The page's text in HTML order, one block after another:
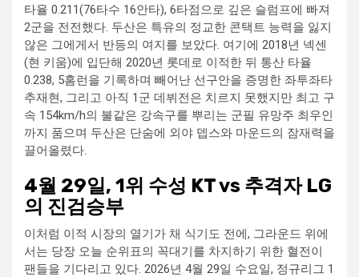
타율 0.211(76타수 16안타), 6타점으로 깊은 슬럼프에 빠져
2군을 전전했다. 두산은 특유의 정교한 콘택트 능력을 잃지
않은 그에게서 반등의 여지를 보았다. 여기에 2018년 넥센
(현 키움)에 입단해 2020년 롯데로 이적한 뒤 통산 타율
0.238, 5홈런을 기록하며 빼어난 선구안을 증명한 좌투좌타
추재현, 그리고 아직 1군 데뷔전은 치르지 못했지만 최고 구
속 154km/h의 불같은 강속구를 뿌리는 군필 유망주 최우인
까지 품으며 두산은 단숨에 외야 뎁스와 마운드의 잠재력을
끌어올렸다.
4월 29일, 1위 수성 KT vs 추격자 LG
의 진검승부
이처럼 이적 시장의 열기가 채 식기도 전에, 그라운드 위에
서는 당장 오늘 순위표의 꼭대기를 차지하기 위한 혈전이
팬들을 기다리고 있다. 2026년 4월 29일 수요일, 정규리그 1